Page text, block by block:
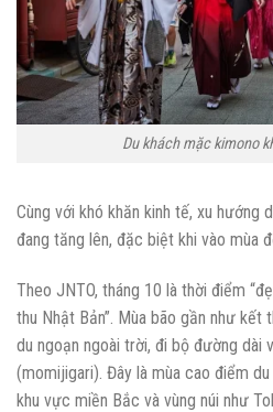
Du khách mặc kimono
Cùng với khó khăn kinh tế, xu hướng
đang tăng lên, đặc biệt khi vào mùa
Theo JNTO, tháng 10 là thời điểm
thu Nhật Bản”. Mùa bão gần như kết
du ngoạn ngoài trời, đi bộ đường dài
(momijigari). Đây là mùa cao điểm
khu vực miền Bắc và vùng núi như